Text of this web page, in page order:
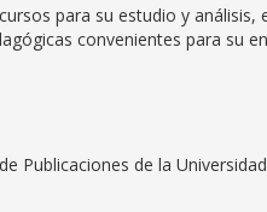
para su estudio y análisis,
convenientes para su
Publicaciones de la